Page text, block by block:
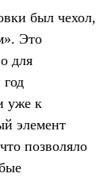
был чехол,
Это
для
уже к
элемент
позволяло